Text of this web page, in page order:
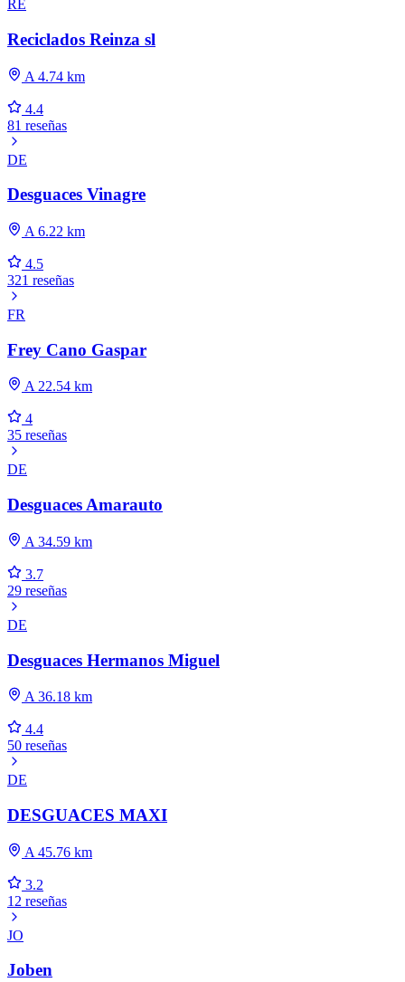
RE
Reciclados Reinza sl
A 4.74 km
4.4
81 reseñas
DE
Desguaces Vinagre
A 6.22 km
4.5
321 reseñas
FR
Frey Cano Gaspar
A 22.54 km
4
35 reseñas
DE
Desguaces Amarauto
A 34.59 km
3.7
29 reseñas
DE
Desguaces Hermanos Miguel
A 36.18 km
4.4
50 reseñas
DE
DESGUACES MAXI
A 45.76 km
3.2
12 reseñas
JO
Joben